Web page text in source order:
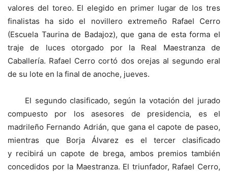
valores del toreo. El elegido en primer lugar de los tres
finalistas ha sido el novillero extremeño Rafael Cerro
(Escuela Taurina de Badajoz), que gana de esta forma el
traje de luces otorgado por la Real Maestranza de
Caballería. Rafael Cerro cortó dos orejas al segundo eral
de su lote en la final de anoche, jueves.
El segundo clasificado, según la votación del jurado
compuesto por los asesores de presidencia, es el
madrileño Fernando Adrián, que gana el capote de paseo,
mientras que Borja Álvarez es el tercer clasificado
y recibirá un capote de brega, ambos premios también
concedidos por la Maestranza. El triunfador, Rafael Cerro,